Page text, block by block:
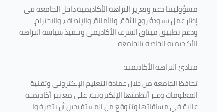
مسؤوليتنا دعم وتعزيز النزاهة الأكاديمية داخل الجامعة في
إطار عمل يسودهُ روح الثقة، والأمانة، والإنصاف، والاحترام،
ودعم تطبيق ميثاق الشرف الأكاديمي وتنفيذ سياسة النزاهة
الأكاديمية الخاصة بالجامعة
مبادئ النزاهة الأكاديمية
تحافظ الجامعة من خلال عمادة التعليم الإلكتروني وتقنية
المعلومات وعبر أنظمتها الإلكترونية، على معايير أكاديمية
عالية في مساقاتها وتتوقع من المستفيدين أن يتصرفوا